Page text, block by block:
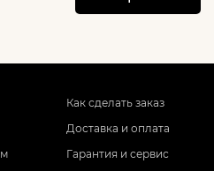
Как сделать заказ
Доставка и оплата
Гарантия и сервис